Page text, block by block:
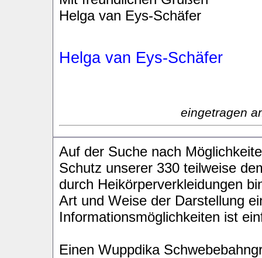
Helga van Eys-Schäfer
Helga van Eys-Schäfer
eingetragen
Auf der Suche nach
Schutz unserer 330 teilweise
durch Heikörperverkleidungen
Art und Weise der Darstellung
Informationsmöglichkeiten ist
Einen Wuppdika